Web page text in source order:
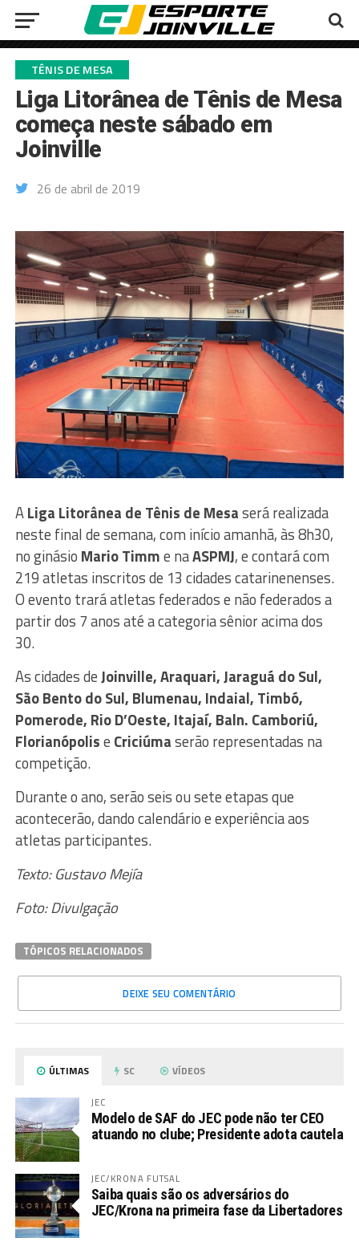
TÊNIS DE MESA
Liga Litorânea de Tênis de Mesa
começa neste sábado em
Joinville
26 de abril de 2019
ALiga Litorânea de Tênis de Mesaserá realizada
neste final de semana, com início amanhã, às 8h30,
no ginásio Mario Timme naASPMJ, e contará com
219 atletas inscritos de 13 cidades catarinenenses.
O evento trará atletas federados e não federados a
partir dos 7 anos até a categoria sênior acima dos
30.
As cidades deJoinville, Araquari, Jaraguá do Sul,
São Bento do Sul, Blumenau, Indaial, Timbó,
Pomerode, Rio D’Oeste, Itajaí, Baln. Camboriú,
Florianópolise Criciúmaserão representadas na
competição.
Durante o ano, serão seis ou sete etapas que
acontecerão, dando calendário e experiência aos
atletas participantes.
Texto: Gustavo Mejía
Foto: Divulgação
TÓPICOS RELACIONADOS
DEIXE SEU COMENTÁRIO
ÚLTIMAS SC VÍDEOS
JEC
Modelo de SAF do JEC pode não ter CEO
atuando no clube; Presidente adota cautela
JEC/KRONA FUTSAL
Saiba quais são os adversários do
JEC/Krona na primeira fase da Libertadores